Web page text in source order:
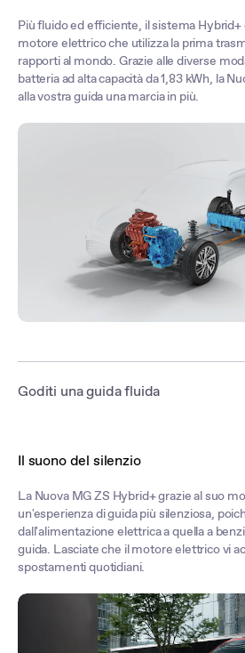
Più fluido ed efficiente, il sistema
motore elettrico che utilizza la prima
rapporti al mondo. Grazie alle diverse
batteria ad alta capacità da 1,83 kWh, la
alla vostra guida una marcia in più.
Goditi una guida fluida
per gli spostamenti quotidiani, mentre
Da zero a 100 km/h in soli 8,7 secondi
e una batteria ad alta capacità, la ZS è
rapida nella sua categoria.
Il suono del silenzio
La Nuova MG ZS Hybrid+ grazie al suo
un'esperienza di guida più silenziosa,
dall'alimentazione elettrica a quella a
guida. Lasciate che il motore elettrico vi
spostamenti quotidiani.